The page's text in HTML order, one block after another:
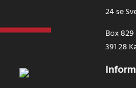
24 se
Box 829
391 28